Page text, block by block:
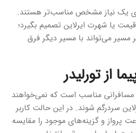
یک نیاز مشخص مناسب‌تر هستند.
یا شهرت ایرلاین تصمیم بگیرد؛
می‌تواند با مسیر دیگر فرق
از تورلیدر
مسافرانی مناسب است که نمی‌خواهند
سردرگم شوند. در این حالت کاربر
پرواز و گزینه‌های موجود را مقایسه